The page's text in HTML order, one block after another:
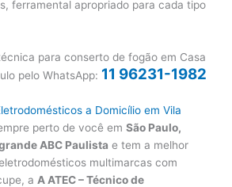
ferramental apropriado para cada tipo
para conserto de fogão em Casa
pelo WhatsApp: 11 96231-1982
a Domicílio em Vila
perto de você emSão Paulo,
ABC Paulista e tem a melhor
multimarcas com
a A ATEC – Técnico de